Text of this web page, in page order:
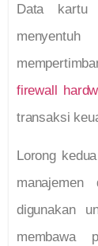
Data kartu
firewall
transaksi
Lorong
digunakan
membawa